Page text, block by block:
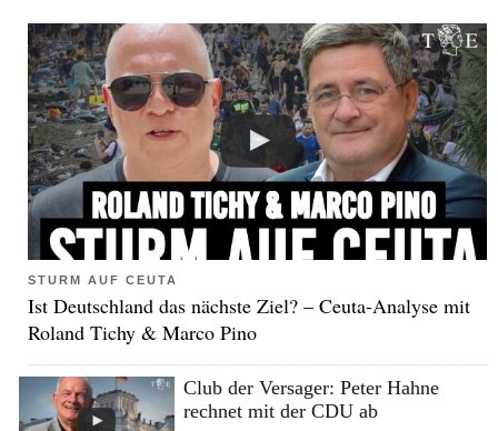
STURM AUF CEUTA
Ist Deutschland das nächste Ziel? – Ceuta-Analyse mit
Roland Tichy & Marco Pino
Club der Versager: Peter Hahne
rechnet mit der CDU ab